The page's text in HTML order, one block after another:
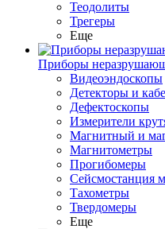
Теодолиты
Трегеры
Еще
Приборы
Видеоэндоскопы
Детекторы и
Дефектоскопы
Измерители
Магнитный и
Магнитометры
Прогибомеры
Сейсмостанция
Тахометры
Твердомеры
Еще